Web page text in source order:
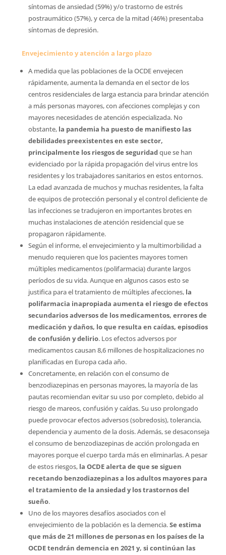
síntomas de ansiedad (59%) y/o trastorno de estrés
postraumático (57%), y cerca de la mitad (46%) presentaba
síntomas de depresión.
Envejecimiento y atención a largo plazo
A medida que las poblaciones de la OCDE envejecen
rápidamente, aumenta la demanda en el sector de los
centros residenciales de larga estancia para brindar atención
a más personas mayores, con afecciones complejas y con
mayores necesidades de atención especializada. No
obstante, la pandemia ha puesto de manifiesto las
debilidades preexistentes en este sector,
principalmente los riesgos de seguridadque se han
evidenciado por la rápida propagación del virus entre los
residentes y los trabajadores sanitarios en estos entornos.
La edad avanzada de muchos y muchas residentes, la falta
de equipos de protección personal y el control deficiente de
las infecciones se tradujeron en importantes brotes en
muchas instalaciones de atención residencial que se
propagaron rápidamente.
Según el informe, el envejecimiento y la multimorbilidad a
menudo requieren que los pacientes mayores tomen
múltiples medicamentos (polifarmacia) durante largos
períodos de su vida. Aunque en algunos casos esto se
justifica para el tratamiento de múltiples afecciones, la
polifarmacia inapropiada aumenta el riesgo de efectos
secundarios adversos de los medicamentos, errores de
medicación y daños, lo que resulta en caídas, episodios
de confusión y delirio. Los efectos adversos por
medicamentos causan 8,6 millones de hospitalizaciones no
planificadas en Europa cada año.
Concretamente, en relación con el consumo de
benzodiazepinas en personas mayores, la mayoría de las
pautas recomiendan evitar su uso por completo, debido al
riesgo de mareos, confusión y caídas. Su uso prolongado
puede provocar efectos adversos (sobredosis), tolerancia,
dependencia y aumento de la dosis. Además, se desaconseja
el consumo de benzodiazepinas de acción prolongada en
mayores porque el cuerpo tarda más en eliminarlas. A pesar
de estos riesgos, la OCDE alerta de que se siguen
recetando benzodiazepinas a los adultos mayores para
el tratamiento de la ansiedad y los trastornos del
sueño.
Uno de los mayores desafíos asociados con el
envejecimiento de la población es la demencia.Se estima
que más de 21 millones de personas en los países de la
OCDE tendrán demencia en 2021 y, si continúan las